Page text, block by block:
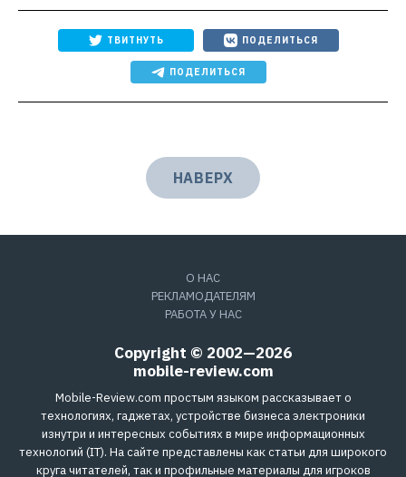
ТВИТНУТЬ ПОДЕЛИТЬСЯ
ПОДЕЛИТЬСЯ
НАВЕРХ
О НАС
РЕКЛАМОДАТЕЛЯМ
РАБОТА У НАС
Copyright © 2002—2026
mobile-review.com
Mobile-Review.com простым языком рассказывает о
технологиях, гаджетах, устройстве бизнеса электроники
изнутри и интересных событиях в мире информационных
технологий (IT). На сайте представлены как статьи для широкого
круга читателей, так и профильные материалы для игроков